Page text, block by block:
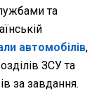
та
автомобілів,
ЗСУ та
за завдання.